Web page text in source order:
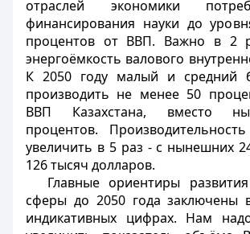
отраслей экономики
финансирования науки до
процентов от ВВП. Важно в 2
энергоёмкость валового
К 2050 году малый и средний
производить не менее 50
ВВП Казахстана, вместо
процентов.
увеличить в 5 раз - с нынешних
126 тысяч долларов.
Главные ориентиры
сферы до 2050 года заключены
индикативных цифрах. Нам